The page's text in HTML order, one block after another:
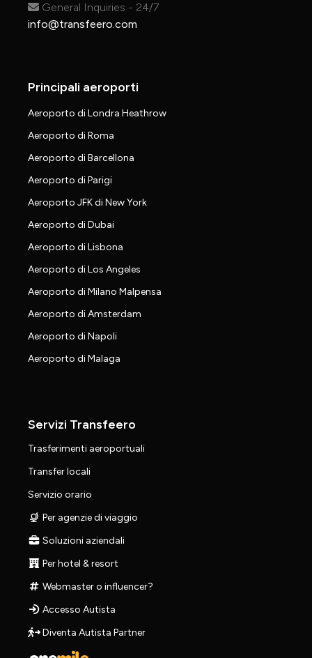
General Inquiries - 24/7
info@transfeero.com
Principali aeroporti
Aeroporto di Londra Heathrow
Aeroporto di Roma
Aeroporto di Barcellona
Aeroporto di Parigi
Aeroporto JFK di New York
Aeroporto di Dubai
Aeroporto di Lisbona
Aeroporto di Los Angeles
Aeroporto di Milano Malpensa
Aeroporto di Amsterdam
Aeroporto di Napoli
Aeroporto di Malaga
Servizi Transfeero
Trasferimenti aeroportuali
Transfer locali
Servizio orario
Per agenzie di viaggio
Soluzioni aziendali
Per hotel & resort
Webmaster o influencer?
Accesso Autista
Diventa Autista Partner